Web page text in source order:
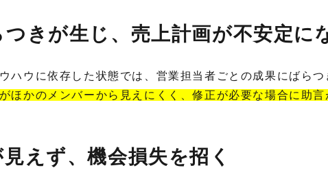
つきが生じ、売上計画が不安定に
ハウに依存した状態では、営業担当者ごとの成果にばら
ほかのメンバーから見えにくく、修正が必要な場合に助
えず、機会損失を招く